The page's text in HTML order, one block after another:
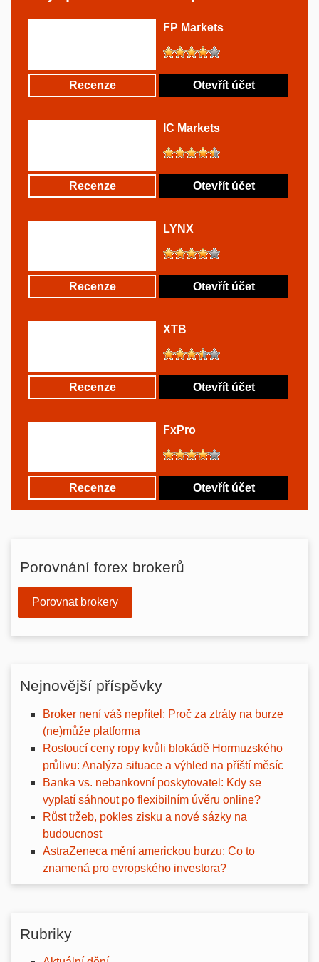
FP Markets
Recenze Otevřít účet
IC Markets
Recenze Otevřít účet
LYNX
Recenze Otevřít účet
XTB
Recenze Otevřít účet
FxPro
Recenze Otevřít účet
Porovnání forex brokerů
Porovnat brokery
Nejnovější příspěvky
Broker není váš nepřítel: Proč za ztráty na burze
(ne)může platforma
Rostoucí ceny ropy kvůli blokádě Hormuzského
průlivu: Analýza situace a výhled na příští měsíc
Banka vs. nebankovní poskytovatel: Kdy se
vyplatí sáhnout po flexibilním úvěru online?
Růst tržeb, pokles zisku a nové sázky na
budoucnost
AstraZeneca mění americkou burzu: Co to
znamená pro evropského investora?
Rubriky